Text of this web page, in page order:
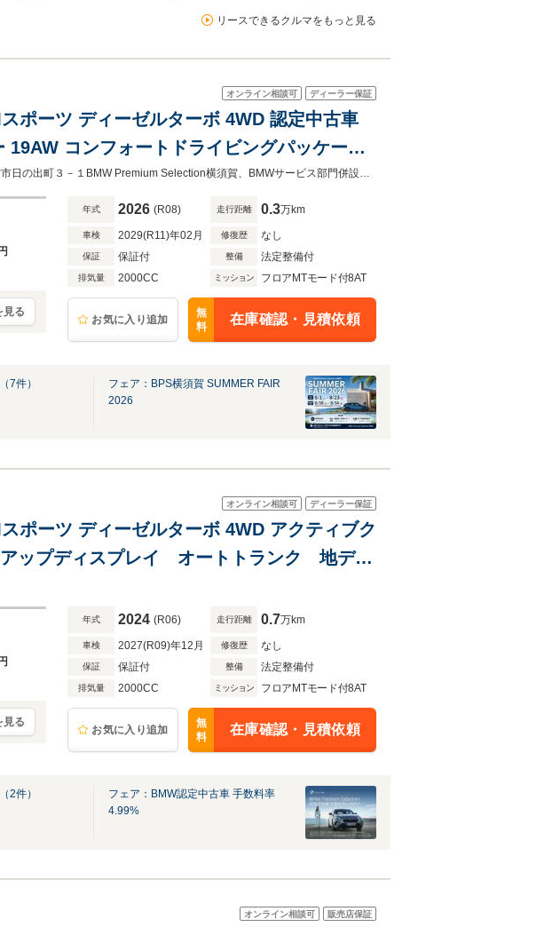
リースできるクルマをもっと見る
オンライン相談可 ディーラー保証
ポーツ ディーゼルターボ 4WD 認定中古車
19AW コンフォートドライビングパッケージ
テアリングヒーター パノラマサンルーフ 電
キングアシスト 禁煙
見る
年式 2026 (R08) 走行距離 0.3万km
車検 2029(R11)年02月 修復歴 なし
保証 保証付 整備 法定整備付
排気量 2000CC ミッション フロアMTモード付8AT
お気に入り追加
無
料
在庫確認・見積依頼
7件）
フェア：BPS横須賀 SUMMER FAIR
2026
オンライン相談可 ディーラー保証
ポーツ ディーゼルターボ 4WD アクティブク
ップディスプレイ オートトランク 地デジ
セス 電動シートメモリー付 ブラックレザ
見る
年式 2024 (R06) 走行距離 0.7万km
車検 2027(R09)年12月 修復歴 なし
保証 保証付 整備 法定整備付
排気量 2000CC ミッション フロアMTモード付8AT
お気に入り追加
無
料
在庫確認・見積依頼
2件）
フェア：BMW認定中古車 手数料率
4.99%
オンライン相談可 販売店保証